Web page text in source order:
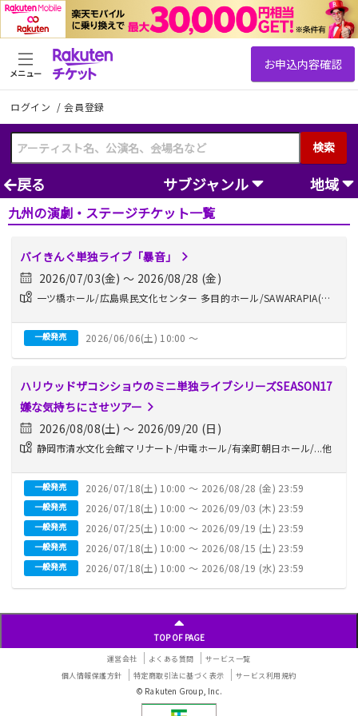
ログイン /会員登録
検索
メニュー
戻る サブジャンル 地域
九州の演劇・ステージチケット一覧
バイきんぐ単独ライブ「暴音」
2026/07/03(金) 〜 2026/08/28 (金)
一ツ橋ホール/広島県民文化センター 多目的ホール/SAWARAPIA(旧
一般発売 2026/06/06(土) 10:00 〜
ハリウッドザコシショウのミニ単独ライブシリーズSEASON17
嫌な気持ちにさせツアー
2026/08/08(土) 〜 2026/09/20 (日)
静岡市清水文化会館マリナート/中電ホール/有楽町朝日ホール/...他
一般発売 2026/07/18(土) 10:00 〜 2026/08/28 (金) 23:59
一般発売 2026/07/18(土) 10:00 〜 2026/09/03 (木) 23:59
一般発売 2026/07/25(土) 10:00 〜 2026/09/19 (土) 23:59
一般発売 2026/07/18(土) 10:00 〜 2026/08/15 (土) 23:59
一般発売 2026/07/18(土) 10:00 〜 2026/08/19 (水) 23:59
稿
ビ
TOP OF PAGE
運営会社 よくある質問
サービス一覧
個人情報保護方針
特定商取引法に基づく表示 サービス利用規約
© Rakuten Group, Inc.